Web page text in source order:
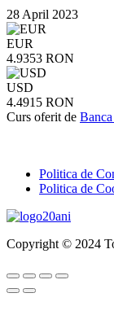
28 April 2023
EUR
4.9353 RON
USD
4.4915 RON
Curs oferit de
Politica de
Politica de
Copyright © 2024